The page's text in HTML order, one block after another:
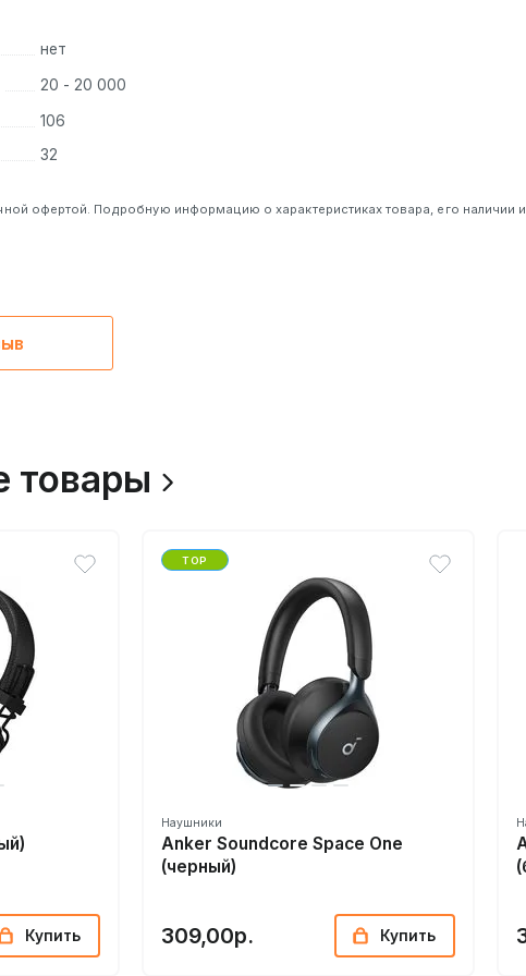
нет
20 - 20 000
106
32
офертой. Подробную информацию о характеристиках товара, его наличии
товары
Купить
TOP
Наушники
Anker Soundcore Space One
(черный)
309,00р. Купить